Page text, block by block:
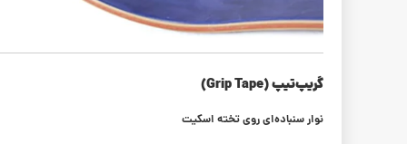
گریپ‌تیپ (Grip Tape)
نوار سنباده‌ای روی تخته اسکیت